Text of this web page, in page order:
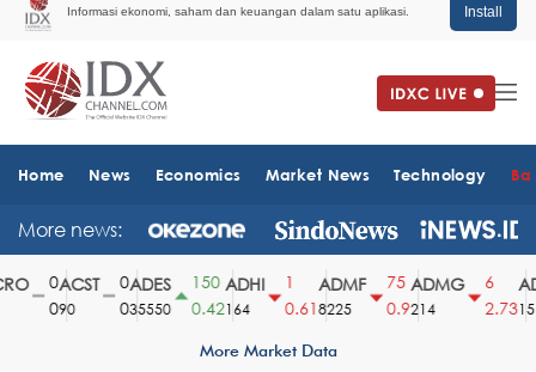
Informasi ekonomi, saham dan keuangan dalam satu aplikasi. Install
Home News Economics Market News Technology
More news:
ACST
90
ADES
35550
150
0.42
ADHI
164
0.61
ADMF
8225
75
0.9
ADMG
214
2.731510
More Market Data